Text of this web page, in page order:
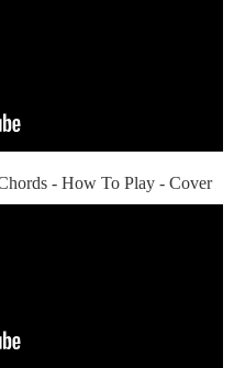
- How To Play - Cover